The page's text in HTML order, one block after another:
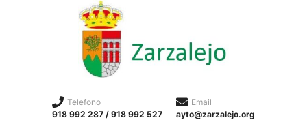
Telefono
918 992 287 / 918 992 527
Email
ayto@zarzalejo.org